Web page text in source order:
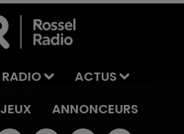
RADIO
ACTUS
JEUX ANNONCEURS